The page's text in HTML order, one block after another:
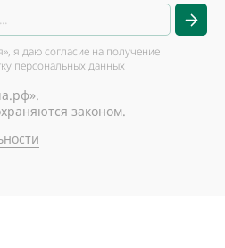
я даю согласие на получение
персональных данных
законом.